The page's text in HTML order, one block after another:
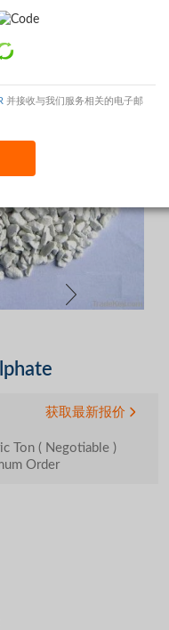
并接收与我们服务相关的电子邮
获取最新报价
Ton ( Negotiable )
Order